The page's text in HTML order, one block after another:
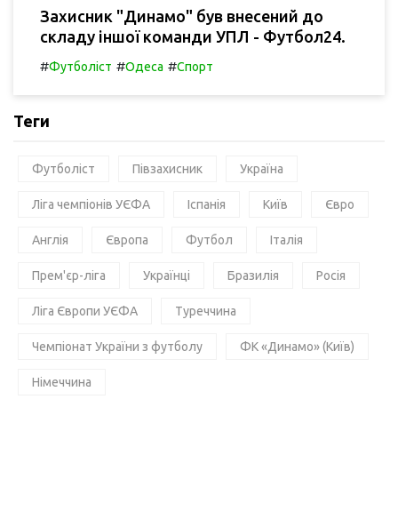
Захисник "Динамо" був внесений до
складу іншої команди УПЛ - Футбол24.
#Футболіст #Одеса #Спорт
Теги
Футболіст Півзахисник Україна
Ліга чемпіонів УЄФА Іспанія Київ Євро
Англія Європа Футбол Італія
Прем'єр-ліга Українці Бразилія Росія
Ліга Європи УЄФА Туреччина
Чемпіонат України з футболу ФК «Динамо» (Київ)
Німеччина